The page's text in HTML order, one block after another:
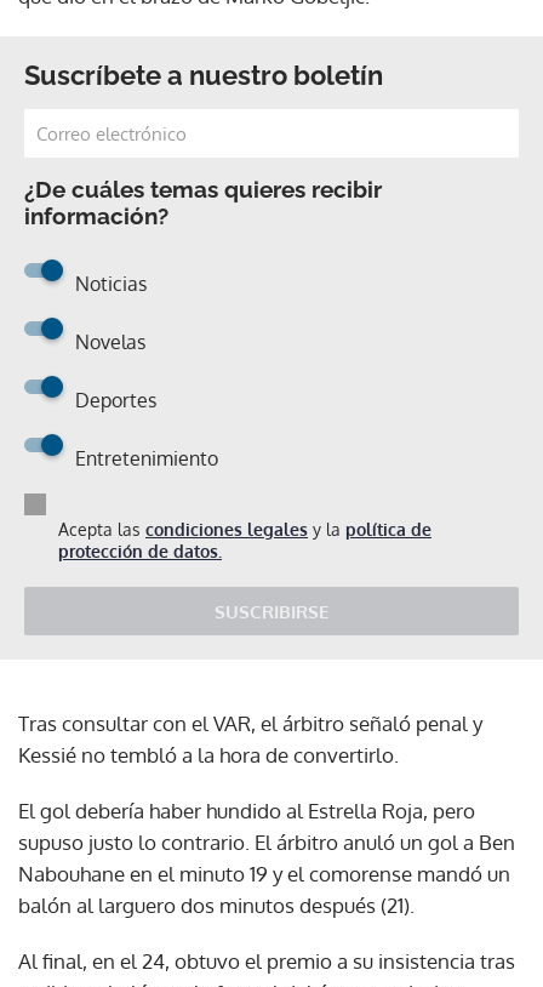
Suscríbete a nuestro boletín
¿De cuáles temas quieres recibir
información?
Noticias
Novelas
Deportes
Entretenimiento
Acepta las condiciones legales y la política de
protección de datos.
SUSCRIBIRSE
Tras consultar con el VAR, el árbitro señaló penal y
Kessié no tembló a la hora de convertirlo.
El gol debería haber hundido al Estrella Roja, pero
supuso justo lo contrario. El árbitro anuló un gol a Ben
Nabouhane en el minuto 19 y el comorense mandó un
balón al larguero dos minutos después (21).
Al final, en el 24, obtuvo el premio a su insistencia tras